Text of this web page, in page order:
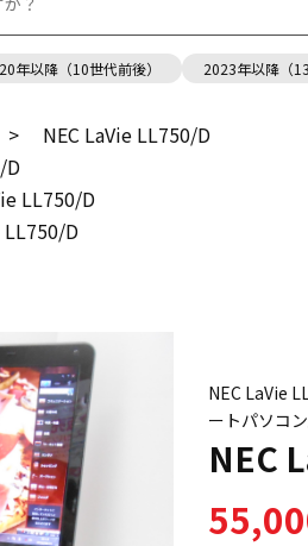
年以降（10世代前後） 2023年以降（
>
NEC LaVie LL750/D
D
LL750/D
LL750/D
NEC LaVie
ートパソコ
NEC